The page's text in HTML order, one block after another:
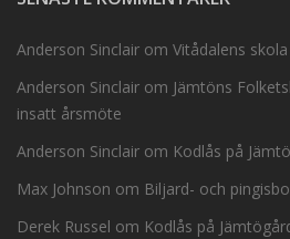
Anderson Sinclair om Vitådalens
Anderson Sinclair om Jämtöns
insatt årsmöte
Anderson Sinclair om Kodlås på
Max Johnson om Biljard- och
Derek Russel om Kodlås på